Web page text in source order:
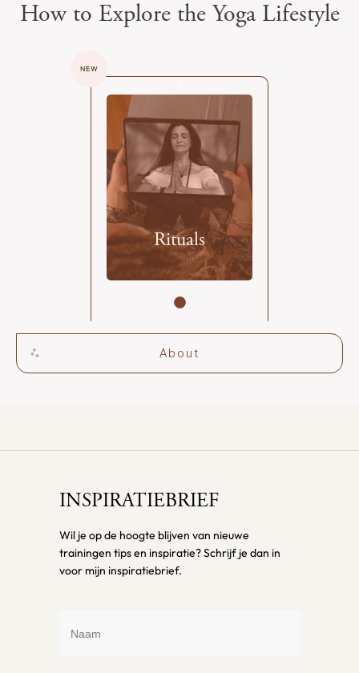
How to Explore the Yoga Lifestyle
NEW
Rituals
by Author Name
About
INSPIRATIEBRIEF
Wil je op de hoogte blijven van nieuwe
trainingen tips en inspiratie? Schrijf je dan in
voor mijn inspiratiebrief.